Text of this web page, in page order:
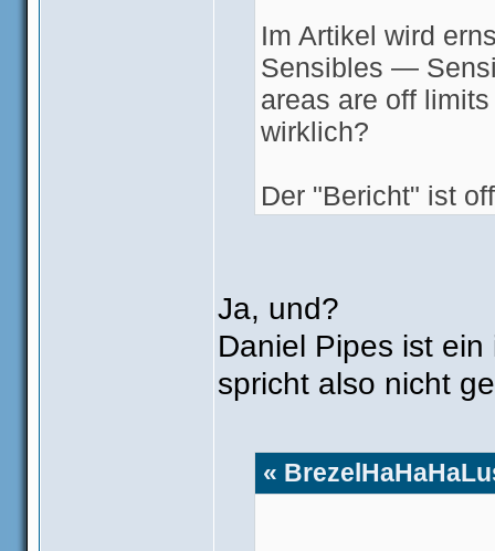
Im Artikel wird
Sensibles —
areas are off
wirklich?
Der "Bericht" ist
Ja, und?
Daniel Pipes ist
spricht also nicht
«